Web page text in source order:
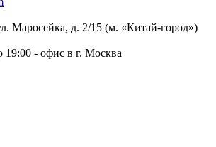
Маросейка, д. 2/15 (м. «Китай-город»)
- офис в г. Москва